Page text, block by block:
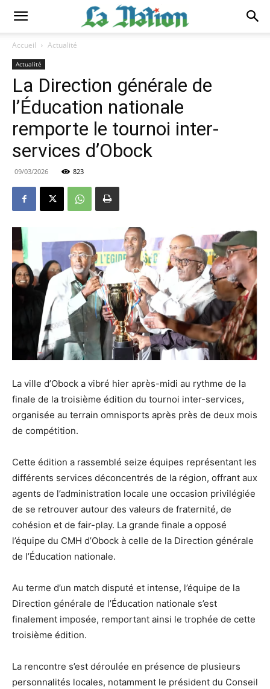
Accueil Actualité
Actualité
La Direction générale de
l’Éducation nationale
remporte le tournoi inter-
services d’Obock
09/03/2026 823
La ville d’Obock a vibré hier après-midi au rythme de la
finale de la troisième édition du tournoi inter-services,
organisée au terrain omnisports après près de deux mois
de compétition.
Cette édition a rassemblé seize équipes représentant les
différents services déconcentrés de la région, offrant aux
agents de l’administration locale une occasion privilégiée
de se retrouver autour des valeurs de fraternité, de
cohésion et de fair-play. La grande finale a opposé
l’équipe du CMH d’Obock à celle de la Direction générale
de l’Éducation nationale.
Au terme d’un match disputé et intense, l’équipe de la
Direction générale de l’Éducation nationale s’est
finalement imposée, remportant ainsi le trophée de cette
troisième édition.
La rencontre s’est déroulée en présence de plusieurs
personnalités locales, notamment le président du Conseil